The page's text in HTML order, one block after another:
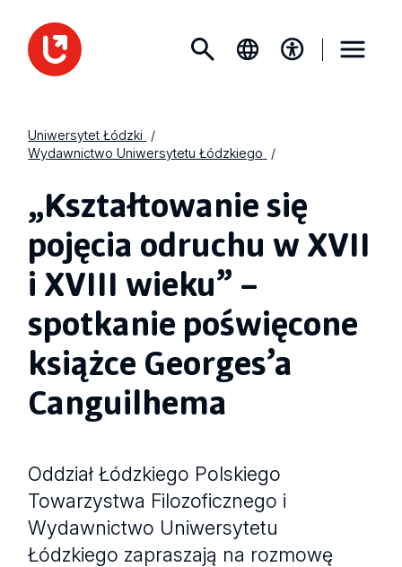
Uniwersytet Łódzki
Wydawnictwo Uniwersytetu Łódzkiego
„Kształtowanie się
pojęcia odruchu w XVII
i XVIII wieku” –
spotkanie poświęcone
książce Georges’a
Canguilhema
Oddział Łódzkiego Polskiego
Towarzystwa Filozoficznego i
Wydawnictwo Uniwersytetu
Łódzkiego zapraszają na rozmowę